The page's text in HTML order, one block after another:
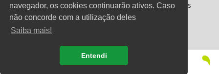
navegador, os cookies continuarão ativos. Caso
não concorde com a utilização deles
Saiba mais!
Entendi
Segunda-feira a sexta-feira: 08h00 às
12h00 e 13h00 às 17h00
© Copyright 2021 - Direitos reservados à Prefeitura de